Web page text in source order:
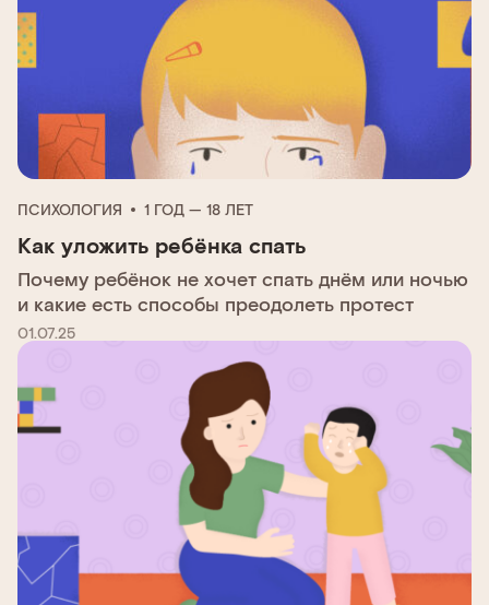
ПСИХОЛОГИЯ 1 ГОД — 18 ЛЕТ
Как уложить ребёнка спать
Почему ребёнок не хочет спать днём или ночью
и какие есть способы преодолеть протест
01.07.25